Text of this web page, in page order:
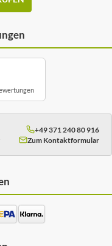
+49 371 240 80 916
Zum Kontaktformular